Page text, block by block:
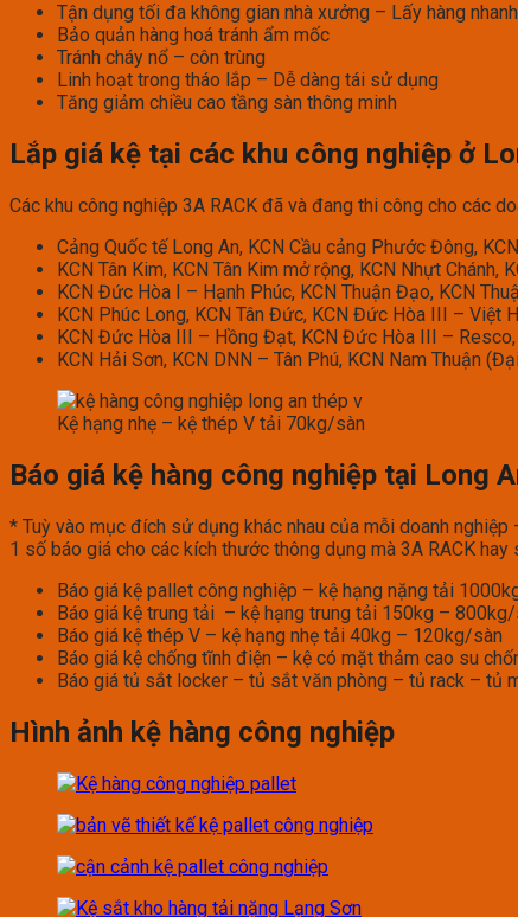
Tận dụng tối đa không gian nhà xưởng – Lấy hàng
Bảo quản hàng hoá tránh ẩm mốc
Tránh cháy nổ – côn trùng
Linh hoạt trong tháo lắp – Dễ dàng tái sử dụng
Tăng giảm chiều cao tầng sàn thông minh
Lắp giá kệ tại các khu công nghiệp ở
Các khu công nghiệp 3A RACK đã và đang thi công cho các
Cảng Quốc tế Long An, KCN Cầu cảng Phước Đông,
KCN Tân Kim, KCN Tân Kim mở rộng, KCN Nhựt Chánh,
KCN Đức Hòa I – Hạnh Phúc, KCN Thuận Đạo, KCN
KCN Phúc Long, KCN Tân Đức, KCN Đức Hòa III – Việt
KCN Đức Hòa III – Hồng Đạt, KCN Đức Hòa III – Resco,
KCN Hải Sơn, KCN DNN – Tân Phú, KCN Nam Thuận
Kệ hạng nhẹ – kệ thép V tải 70kg/sàn
Báo giá kệ hàng công nghiệp tại Long
* Tuỳ vào mục đích sử dụng khác nhau của mỗi doanh
1 số báo giá cho các kích thước thông dụng mà 3A RACK hay
Báo giá kệ pallet công nghiệp – kệ hạng nặng tải
Báo giá kệ trung tải – kệ hạng trung tải 150kg – 800kg/
Báo giá kệ thép V – kệ hạng nhẹ tải 40kg – 120kg/sàn
Báo giá kệ chống tĩnh điện – kệ có mặt thảm cao su
Báo giá tủ sắt locker – tủ sắt văn phòng – tủ rack – tủ
Hình ảnh kệ hàng công nghiệp